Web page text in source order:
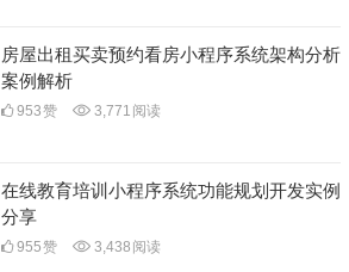
房屋出租买卖预约看房小程序系统架构分析
案例解析
953赞 3,771 阅读
在线教育培训小程序系统功能规划开发实例
分享
955赞 3,438 阅读